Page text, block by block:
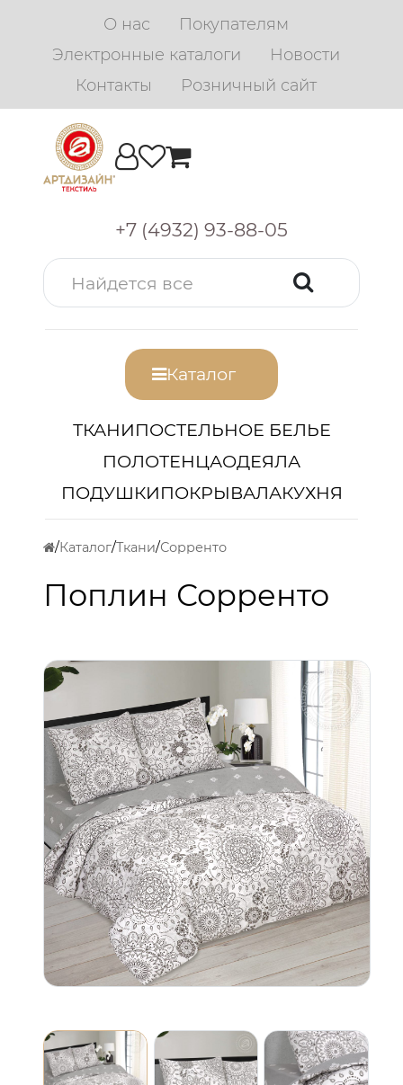
О нас
Покупателям
Электронные каталоги
Новости
Контакты
Розничный сайт
+7 (4932) 93-88-05
Каталог
ТКАНИПОСТЕЛЬНОЕ БЕЛЬЕ
ПОЛОТЕНЦАОДЕЯЛА
ПОДУШКИПОКРЫВАЛАКУХНЯ
Каталог Ткани Сорренто
Поплин Сорренто